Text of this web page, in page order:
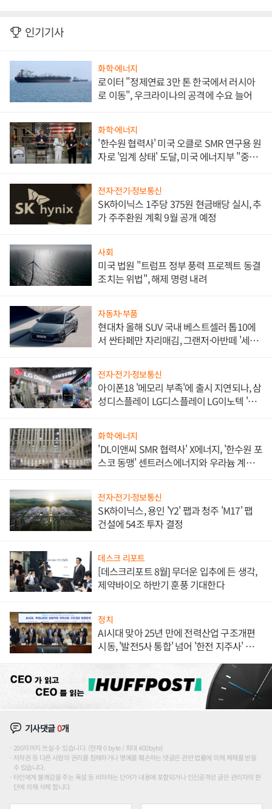
인기기사
화학·에너지
로이터 "정제연료 3만 톤 한국에서 러시아
로 이동", 우크라이나의 공격에 수요 늘어
화학·에너지
'한수원 협력사' 미국 오클로 SMR 연구용 원
자로 '임계 상태' 도달, 미국 에너지부 "중요
전자·전기·정보통신
SK하이닉스 1주당 375원 현금배당 실시, 추
가 주주환원 계획 9월 공개 예정
사회
미국 법원 "트럼프 정부 풍력 프로젝트 동결
조치는 위법", 해제 명령 내려
자동차·부품
현대차 올해 SUV 국내 베스트셀러 톱10에
서 싼타페만 자리매김, 그랜저·아반떼 '세단
전자·전기·정보통신
아이폰18 '메모리 부족'에 출시 지연되나, 삼
성디스플레이 LG디스플레이 LG이노텍 '탈
화학·에너지
'DL이앤씨 SMR 협력사' X에너지, '한수원 포
스코 동맹' 센트러스에너지와 우라늄 계약
전자·전기·정보통신
SK하이닉스, 용인 'Y2' 팹과 청주 'M17' 팹
건설에 54조 투자 결정
데스크 리포트
[데스크리포트 8월] 무더운 입추에 든 생각,
제약바이오 하반기 훈풍 기대한다
정치
AI시대 맞아 25년 만에 전력산업 구조개편
시동, '발전5사 통합' 넘어 '한전 지주사' 재편
기사댓글0개
200자까지 쓰실 수 있습니다. (현재 0 byte / 최대 400byte)
저작권 등 다른 사람의 권리를 침해하거나 명예를 훼손하는 댓글은 관련 법률에 의해 제재를 받을
수 있습니다.
타인에게 불쾌감을 주는 욕설 등 비하하는 단어가 내용에 포함되거나 인신공격성 글은 관리자의 판
단에 의해 삭제 합니다.